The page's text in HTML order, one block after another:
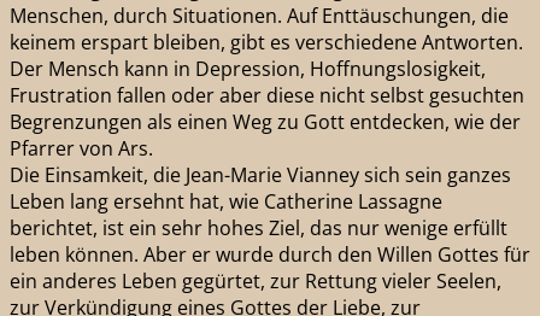
Menschen, durch Situationen. Auf Enttäuschungen, die
keinem erspart bleiben, gibt es verschiedene Antworten.
Der Mensch kann in Depression, Hoffnungslosigkeit,
Frustration fallen oder aber diese nicht selbst gesuchten
Begrenzungen als einen Weg zu Gott entdecken, wie der
Pfarrer von Ars.
Die Einsamkeit, die Jean-Marie Vianney sich sein ganzes
Leben lang ersehnt hat, wie Catherine Lassagne
berichtet, ist ein sehr hohes Ziel, das nur wenige erfüllt
leben können. Aber er wurde durch den Willen Gottes für
ein anderes Leben gegürtet, zur Rettung vieler Seelen,
zur Verkündigung eines Gottes der Liebe, zur